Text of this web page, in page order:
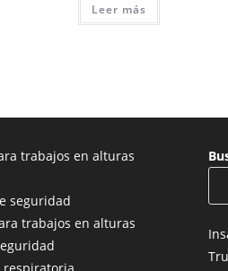
Leer más
trabajos en alturas
seguridad
trabajos en alturas